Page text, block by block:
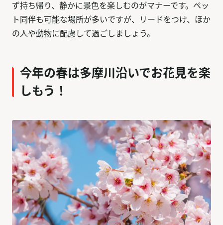
ず持ち帰り、静かに景色を楽しむのがマナーです。ペッ
ト同伴も可能な場所が多いですが、リードをつけ、ほか
の人や動物に配慮して過ごしましょう。
今年の春は多摩川沿いでお花見を楽
しもう！